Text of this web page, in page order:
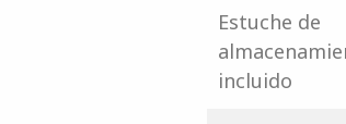
Estuche de
incluido